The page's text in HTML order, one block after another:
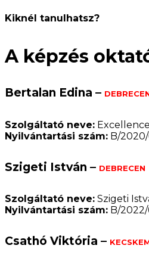
Kiknél tanulhatsz?
A képzés
Bertalan Edina –
Szolgáltató neve:
Nyilvántartási szám: B/
Szigeti István – DEBRECEN
Szolgáltató neve: Szigeti
Nyilvántartási szám: B/
Csathó Viktória –